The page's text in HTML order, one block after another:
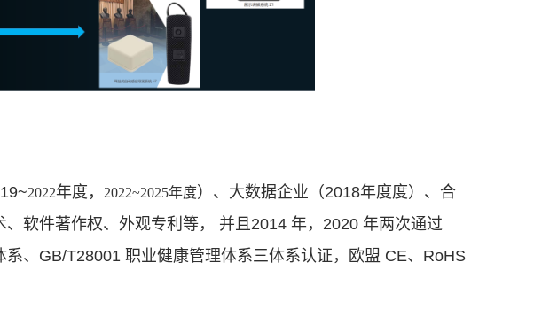
2022年度， 2022~2025年度）、大数据企业（2018年度度）、合
软件著作权、外观专利等， 并且2014 年，2020 年两次通过
、GB/T28001 职业健康管理体系三体系认证，欧盟 CE、RoHS